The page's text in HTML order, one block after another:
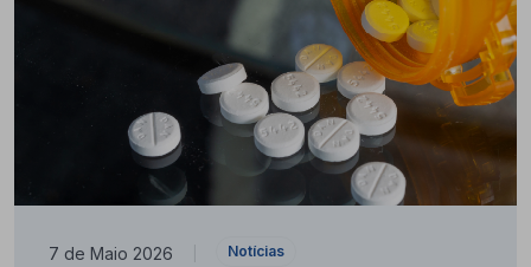
7 de Maio 2026 Notícias